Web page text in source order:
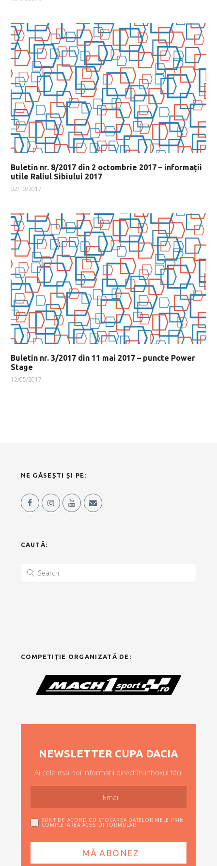
Buletin nr. 8/2017 din 2 octombrie 2017 – informații
utile Raliul Sibiului 2017
02/10/2017
Buletin nr. 3/2017 din 11 mai 2017 – puncte Power
Stage
12/05/2017
NE GĂSEȘTI ȘI PE:
CAUTĂ:
COMPETIȚIE ORGANIZATĂ DE:
NEWSLETTER CUPA DACIA
Ai cele mai noi informații direct în inboxul tău!
SUNT DE ACORD CU STOCAREA DATELOR MELE PRIN
COMPLETAREA ACESTUI FORMULAR